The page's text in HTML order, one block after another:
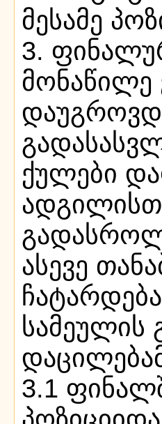
მესამე
3.
მონაწილე
ქულები
ასევე
სამეულის
3.1